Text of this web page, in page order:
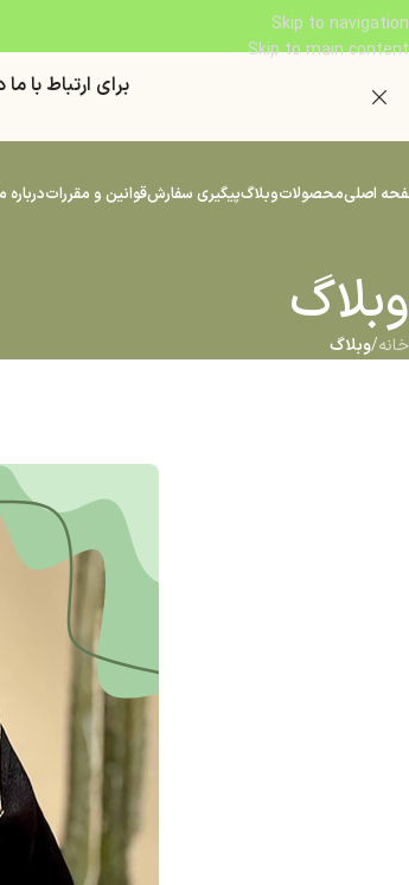
Skip to navigation
Skip to main content
براي ارتباط با
اصلیمحصولاتوبلاگپیگیری سفارشقوانین و مقرراتدرباره
وبلاگ
خانه/وبلاگ